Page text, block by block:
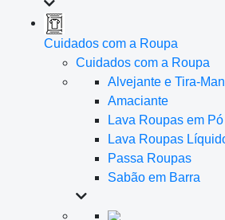
Cuidados com a Roupa
Cuidados com a Roupa
Alvejante e Tira-
Amaciante
Lava Roupas em Pó
Lava Roupas
Passa Roupas
Sabão em Barra